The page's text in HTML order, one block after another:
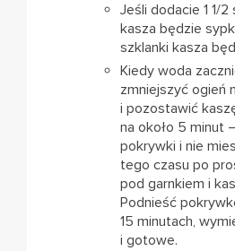
Jeśli dodacie 1 1/
kasza będzie
szklanki kasza
Kiedy woda
zmniejszyć ogień
i pozostawić
na około 5 minut
pokrywki i nie
tego czasu po
pod garnkiem i
Podnieść
15 minutach,
i gotowe.